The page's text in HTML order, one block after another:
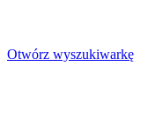
Otwórz wyszukiwarkę